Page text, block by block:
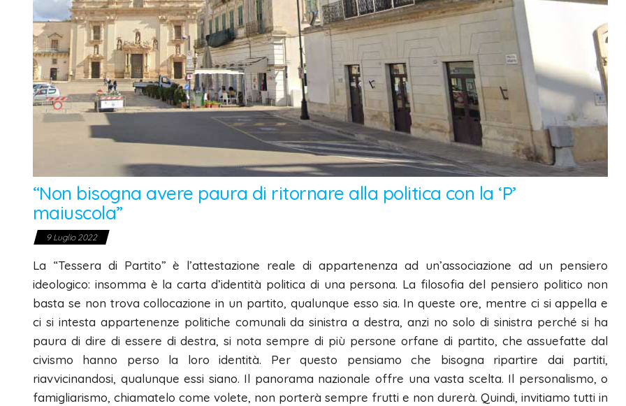
“Non bisogna avere paura di ritornare alla politica con la ‘P’
maiuscola”
9 Luglio 2022
La “Tessera di Partito” è l’attestazione reale di appartenenza ad un’associazione ad un pensiero
ideologico: insomma è la carta d’identità politica di una persona. La filosofia del pensiero politico non
basta se non trova collocazione in un partito, qualunque esso sia. In queste ore, mentre ci si appella e
ci si intesta appartenenze politiche comunali da sinistra a destra, anzi no solo di sinistra perché si ha
paura di dire di essere di destra, si nota sempre di più persone orfane di partito, che assuefatte dal
civismo hanno perso la loro identità. Per questo pensiamo che bisogna ripartire dai partiti,
riavvicinandosi, qualunque essi siano. Il panorama nazionale offre una vasta scelta. Il personalismo, o
famigliarismo, chiamatelo come volete, non porterà sempre frutti e non durerà. Quindi, invitiamo tutti in